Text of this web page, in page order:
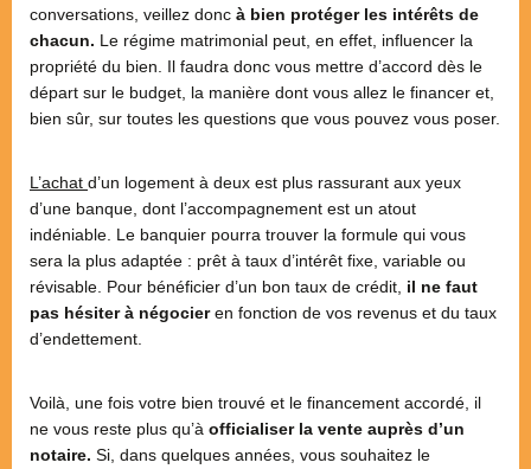
conversations, veillez donc à bien protéger les intérêts de
chacun. Le régime matrimonial peut, en effet, influencer la
propriété du bien. Il faudra donc vous mettre d’accord dès le
départ sur le budget, la manière dont vous allez le financer et,
bien sûr, sur toutes les questions que vous pouvez vous poser.
L’achat d’un logement à deux est plus rassurant aux yeux
d’une banque, dont l’accompagnement est un atout
indéniable. Le banquier pourra trouver la formule qui vous
sera la plus adaptée : prêt à taux d’intérêt fixe, variable ou
révisable. Pour bénéficier d’un bon taux de crédit, il ne faut
pas hésiter à négocieren fonction de vos revenus et du taux
d’endettement.
Voilà, une fois votre bien trouvé et le financement accordé, il
ne vous reste plus qu’à officialiser la vente auprès d’un
notaire. Si, dans quelques années, vous souhaitez le